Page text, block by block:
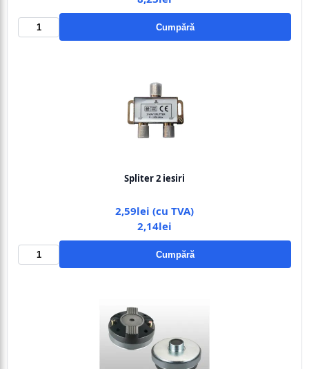
Cumpără
Spliter 2 iesiri
2,59lei (cu TVA)
2,14lei
Cumpără